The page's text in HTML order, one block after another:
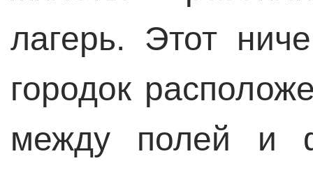
лагерь. Этот
городок
между полей и